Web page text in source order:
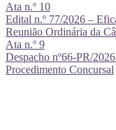
Ata n.º 10
Edital n.º 77/2026 –
Reunião Ordinária da
Ata n.º 9
Despacho nº66-PR/
Procedimento Concursal